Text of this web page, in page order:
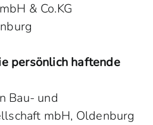
& Co.KG
persönlich haftende
Bau- und
mbH, Oldenburg